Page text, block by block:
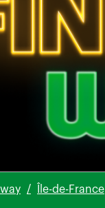
Île-de-France